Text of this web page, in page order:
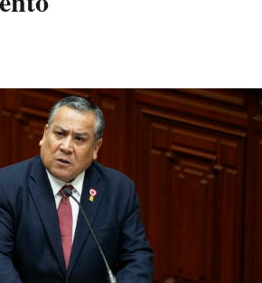
Altrecose
Mondiali calcio 2026